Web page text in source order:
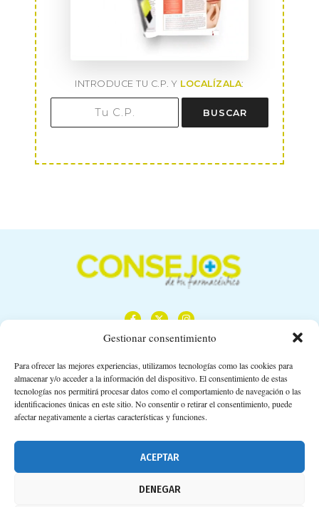
Gestionar consentimiento
Para ofrecer las mejores experiencias, utilizamos tecnologías como las cookies para
almacenar y/o acceder a la información del dispositivo. El consentimiento de estas
tecnologías nos permitirá procesar datos como el comportamiento de navegación o las
identificaciones únicas en este sitio. No consentir o retirar el consentimiento, puede
afectar negativamente a ciertas características y funciones.
ACEPTAR
DENEGAR
INTRODUCE TU C.P. Y LOCALÍZALA:
BUSCAR
Calle Camino de los Descubrimientos, 11,
Planta 3ª 41092 – Sevilla
674 02 62 03
Aviso legal